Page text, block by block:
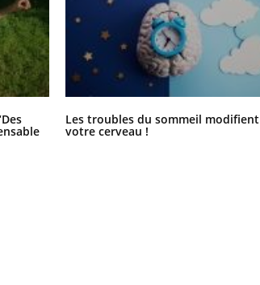
Les troubles du sommeil modifient
votre cerveau !